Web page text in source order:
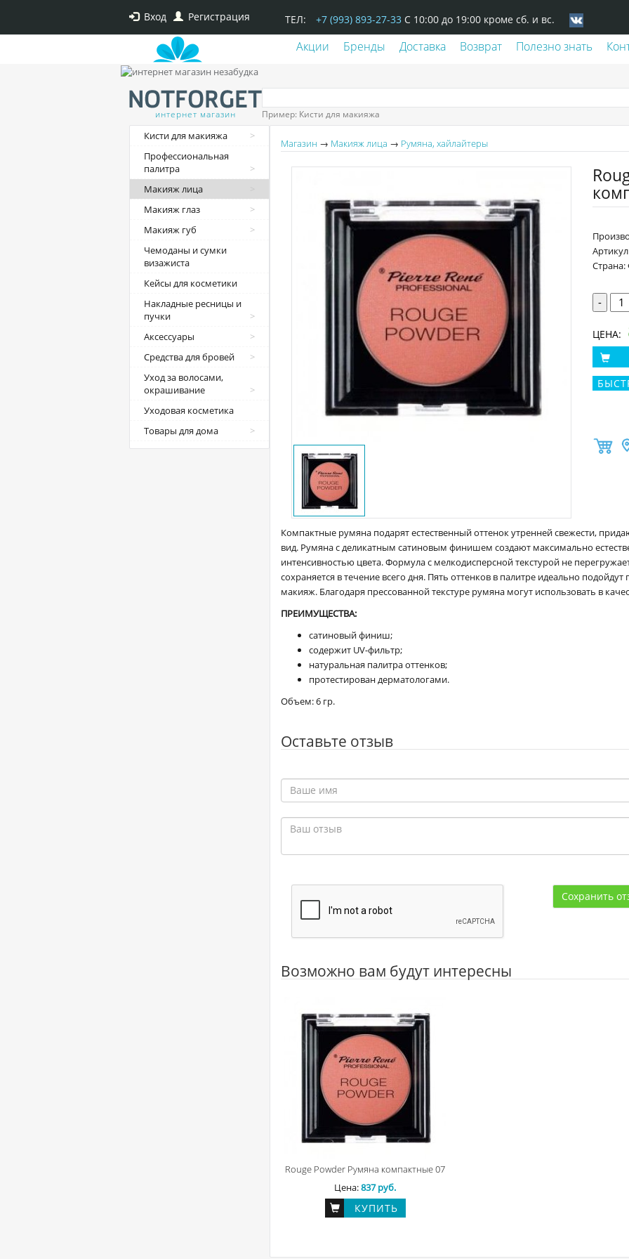
Вход Регистрация ТЕЛ: +7 (993) 893-27-33 С 10:00 до 19:00 кроме сб. и вс.
Акции Бренды Доставка Возврат Полезно знать
интернет магазин Пример: Кисти для макияжа
Кисти для макияжа
Профессиональная
палитра
Макияж лица
Макияж глаз
Макияж губ
Чемоданы и сумки
визажиста
Кейсы для косметики
Накладные ресницы и
пучки
Аксессуары
Средства для бровей
Уход за волосами,
окрашивание
Уходовая косметика
Товары для дома
Магазин → Макияж лица → Румяна, хайлайтеры
-
ЦЕНА:
Компактные румяна подарят естественный оттенок утренней свежести,
вид. Румяна с деликатным сатиновым финишем создают максимально
интенсивностью цвета. Формула с мелкодисперсной текстурой не
сохраняется в течение всего дня. Пять оттенков в палитре идеально
макияж. Благодаря прессованной текстуре румяна могут использовать в
ПРЕИМУЩЕСТВА:
сатиновый финиш;
содержит UV-фильтр;
натуральная палитра оттенков;
протестирован дерматологами.
Объем: 6 гр.
Оставьте отзыв
Сохранить
Возможно вам будут интересны
Rouge Powder Румяна компактные 07
Цена:837 руб.
КУПИТЬ